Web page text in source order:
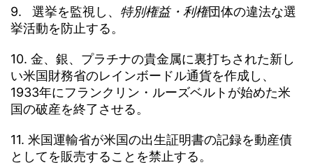
9. 選挙を監視し、 特別権益・利権団体の違法な選
挙活動を防止する。
10. 金、銀、プラチナの貴金属に裏打ちされた新し
い米国財務省のレインボードル通貨を作成し、
1933年にフランクリン・ルーズベルトが始めた米
国の破産を終了させる。
11. 米国運輸省が米国の出生証明書の記録を動産債
としてを販売することを禁止する。